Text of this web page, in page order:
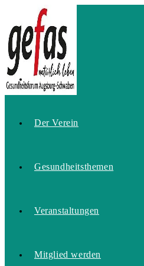
Inhalt
springen
Home
Der Verein
Gesundheitsthemen
Veranstaltungen
Mitglied werden